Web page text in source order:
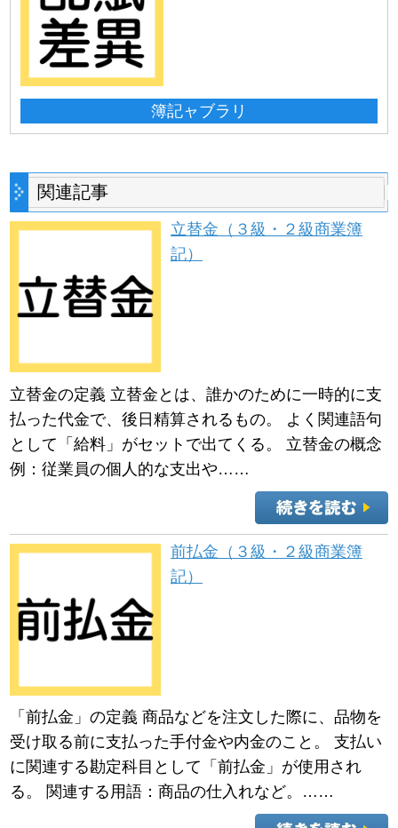
簿記ャブラリ
関連記事
立替金（３級・２級商業簿
記）
立替金の定義 立替金とは、誰かのために一時的に支
払った代金で、後日精算されるもの。 よく関連語句
として「給料」がセットで出てくる。 立替金の概念
例：従業員の個人的な支出や……
前払金（３級・２級商業簿
記）
「前払金」の定義 商品などを注文した際に、品物を
受け取る前に支払った手付金や内金のこと。 支払い
に関連する勘定科目として「前払金」が使用され
る。 関連する用語：商品の仕入れなど。……